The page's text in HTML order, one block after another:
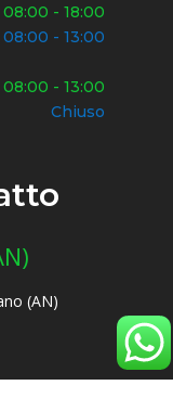
08:00 - 18:00
08:00 - 13:00
08:00 - 13:00
Chiuso
(AN)